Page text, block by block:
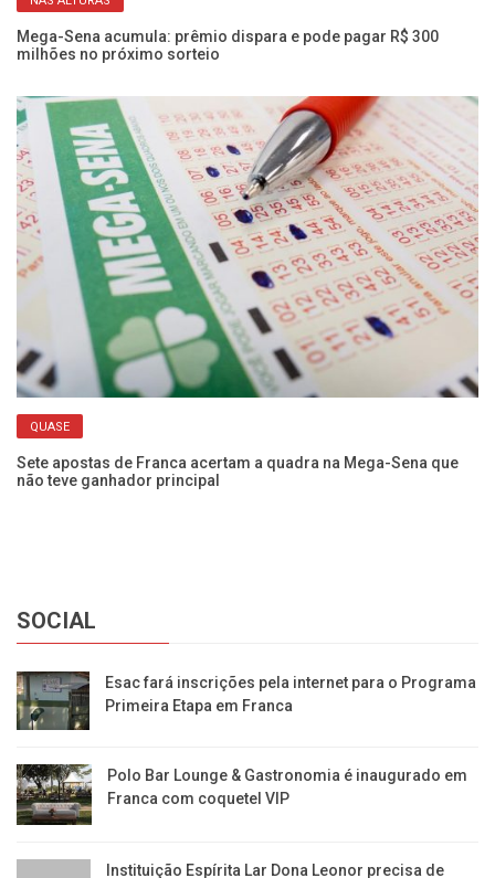
Mega-Sena acumula: prêmio dispara e pode pagar R$ 300
milhões no próximo sorteio
QUASE
Sete apostas de Franca acertam a quadra na Mega-Sena que
não teve ganhador principal
SOCIAL
Esac fará inscrições pela internet para o Programa
Primeira Etapa em Franca
Polo Bar Lounge & Gastronomia é inaugurado em
Franca com coquetel VIP
Instituição Espírita Lar Dona Leonor precisa de